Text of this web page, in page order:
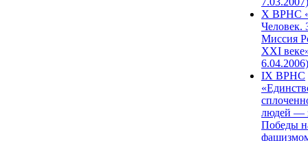
X ВРНС
Человек.
Миссия
XXI
6.04.2006)
IX ВРНС
людей —
Победы